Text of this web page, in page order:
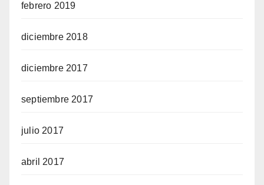
febrero 2019
diciembre 2018
diciembre 2017
septiembre 2017
julio 2017
abril 2017